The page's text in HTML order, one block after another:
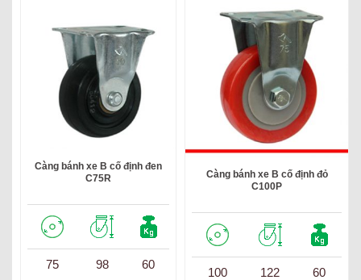
Càng bánh xe B cố định đen
C75R
75 98 60
Càng bánh xe B cố định đỏ
C100P
100 122 60